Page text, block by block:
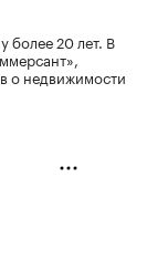
более 20 лет. В
о недвижимости